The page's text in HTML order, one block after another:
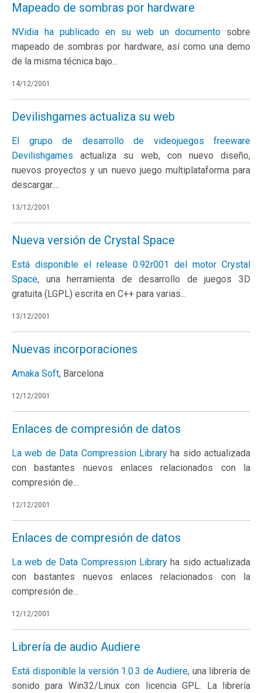
Mapeado de sombras por hardware
NVidia ha publicado en su web undocumento sobre
mapeado de sombras por hardware, así como una demo
de la misma técnica bajo...
14/12/2001
Devilishgames actualiza su web
El grupo de desarrollo de videojuegos freeware
Devilishgames actualiza su web, con nuevo diseño,
nuevos proyectos y un nuevo juego multiplataforma para
descargar....
13/12/2001
Nueva versión de Crystal Space
Está disponible el release 0.92r001 del motor Crystal
Space, una herramienta de desarrollo de juegos 3D
gratuita (LGPL) escrita en C++ para varias...
13/12/2001
Nuevas incorporaciones
Amaka Soft, Barcelona
12/12/2001
Enlaces de compresión de datos
La web de Data Compression Libraryha sido actualizada
con bastantes nuevos enlaces relacionados con la
compresión de...
12/12/2001
Enlaces de compresión de datos
La web de Data Compression Libraryha sido actualizada
con bastantes nuevos enlaces relacionados con la
compresión de...
12/12/2001
Librería de audio Audiere
Está disponible la versión 1.0.3 deAudiere, una librería de
sonido para Win32/Linux con licencia GPL. La librería